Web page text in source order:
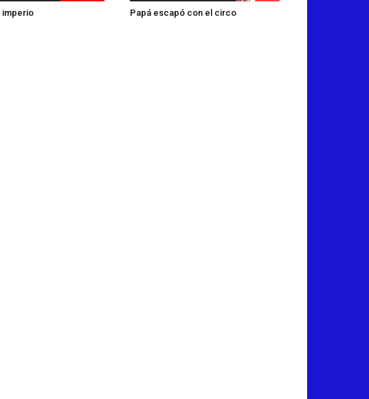
imperio Papá escapó con el circo